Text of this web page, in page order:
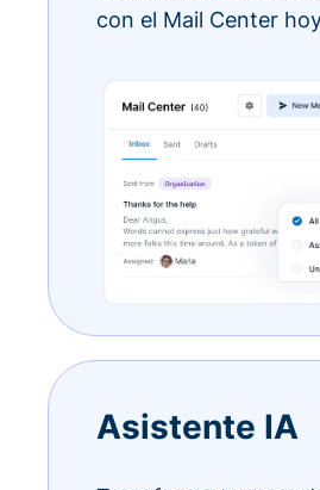
con el Mail Center
Asistente IA